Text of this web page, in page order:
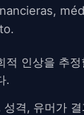
적 인상을 추
.
성격, 유머가